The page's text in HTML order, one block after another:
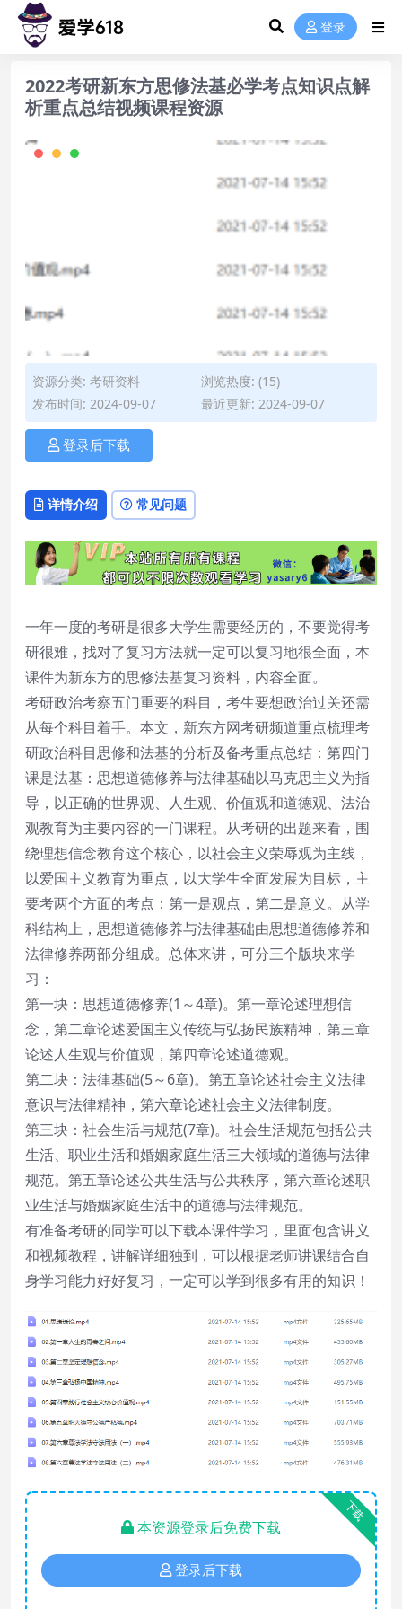
登录
2022考研新东方思修法基必学考点知识点解
析重点总结视频课程资源
资源分类: 考研资料
浏览热度: (15)
发布时间: 2024-09-07
最近更新: 2024-09-07
登录后下载
详情介绍 常见问题
一年一度的考研是很多大学生需要经历的，不要觉得考
研很难，找对了复习方法就一定可以复习地很全面，本
课件为新东方的思修法基复习资料，内容全面。
考研政治考察五门重要的科目，考生要想政治过关还需
从每个科目着手。本文，新东方网考研频道重点梳理考
研政治科目思修和法基的分析及备考重点总结：第四门
课是法基：思想道德修养与法律基础以马克思主义为指
导，以正确的世界观、人生观、价值观和道德观、法治
观教育为主要内容的一门课程。从考研的出题来看，围
绕理想信念教育这个核心，以社会主义荣辱观为主线，
以爱国主义教育为重点，以大学生全面发展为目标，主
要考两个方面的考点：第一是观点，第二是意义。从学
科结构上，思想道德修养与法律基础由思想道德修养和
法律修养两部分组成。总体来讲，可分三个版块来学
习：
第一块：思想道德修养(1～4章)。第一章论述理想信
念，第二章论述爱国主义传统与弘扬民族精神，第三章
论述人生观与价值观，第四章论述道德观。
第二块：法律基础(5～6章)。第五章论述社会主义法律
意识与法律精神，第六章论述社会主义法律制度。
第三块：社会生活与规范(7章)。社会生活规范包括公共
生活、职业生活和婚姻家庭生活三大领域的道德与法律
规范。第五章论述公共生活与公共秩序，第六章论述职
业生活与婚姻家庭生活中的道德与法律规范。
有准备考研的同学可以下载本课件学习，里面包含讲义
和视频教程，讲解详细独到，可以根据老师讲课结合自
身学习能力好好复习，一定可以学到很多有用的知识！
下载
本资源登录后免费下载
登录后下载